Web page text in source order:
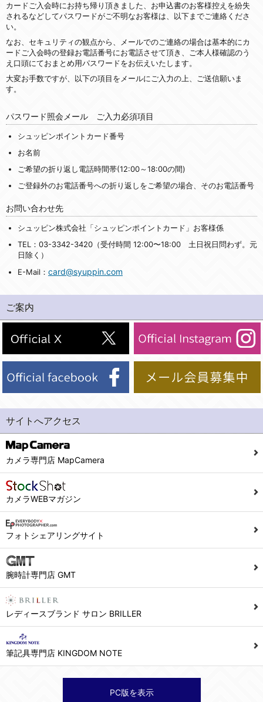
カードご入会時にお持ち帰り頂きました、お申込書のお客様控えを紛失
されるなどしてパスワードがご不明なお客様は、以下までご連絡くださ
い。
なお、セキュリティの観点から、メールでのご連絡の場合は基本的にカ
ードご入会時の登録お電話番号にお電話させて頂き、ご本人様確認のう
え口頭にておまとめ用パスワードをお伝えいたします。
大変お手数ですが、以下の項目をメールにご入力の上、ご送信願いま
す。
パスワード照会メール ご入力必須項目
シュッピンポイントカード番号
お名前
ご希望の折り返し電話時間帯(12:00～18:00の間)
ご登録外のお電話番号への折り返しをご希望の場合、そのお電話番号
お問い合わせ先
シュッピン株式会社「シュッピンポイントカード」お客様係
TEL：03-3342-3420（受付時間 12:00〜18:00 土日祝日問わず。元
日除く）
E-Mail： card@syuppin.com
ご案内
サイトへアクセス
カメラ専門店 MapCamera
カメラWEBマガジン
フォトシェアリングサイト
腕時計専門店 GMT
レディースブランド サロン BRILLER
筆記具専門店 KINGDOM NOTE
PC版を表示